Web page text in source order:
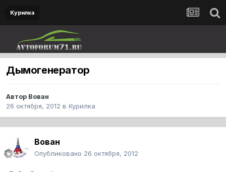
Курилка
Дымогенератор
Автор Вован
26 октября, 2012 в Курилка
Вован
Опубликовано 26 октября, 2012